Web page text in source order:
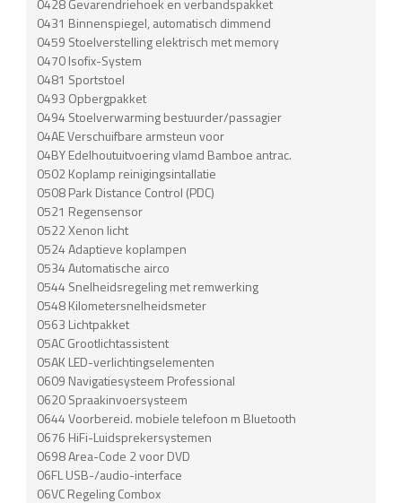
0431 Binnenspiegel, automatisch dimmend
0459 Stoelverstelling elektrisch met memory
0470 Isofix-System
0481 Sportstoel
0493 Opbergpakket
0494 Stoelverwarming bestuurder/passagier
04AE Verschuifbare armsteun voor
04BY Edelhoutuitvoering vlamd Bamboe antrac.
0502 Koplamp reinigingsintallatie
0508 Park Distance Control (PDC)
0521 Regensensor
0522 Xenon licht
0524 Adaptieve koplampen
0534 Automatische airco
0544 Snelheidsregeling met remwerking
0548 Kilometersnelheidsmeter
0563 Lichtpakket
05AC Grootlichtassistent
05AK LED-verlichtingselementen
0609 Navigatiesysteem Professional
0620 Spraakinvoersysteem
0644 Voorbereid. mobiele telefoon m Bluetooth
0676 HiFi-Luidsprekersystemen
0698 Area-Code 2 voor DVD
06FL USB-/audio-interface
06VC Regeling Combox